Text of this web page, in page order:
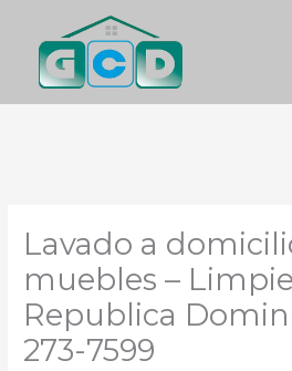
contenido
Lavado a
muebles –
Republica
273-7599